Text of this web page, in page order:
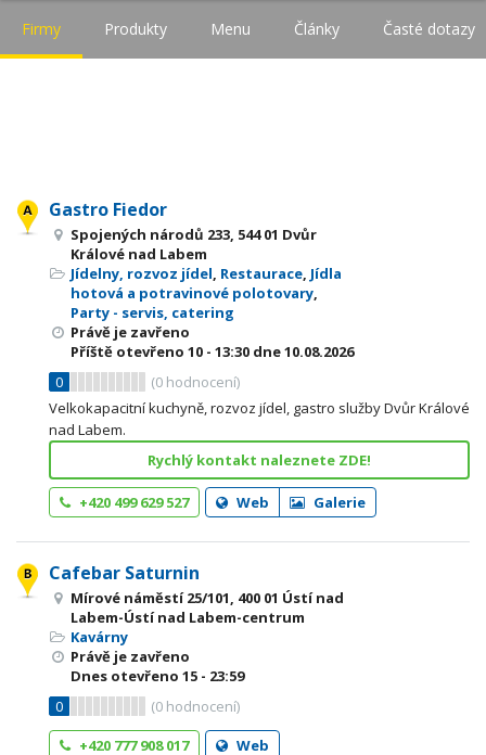
Firmy Produkty Menu Články Časté dotazy
Gastro Fiedor
Spojených národů 233, 544 01 Dvůr
Králové nad Labem
Jídelny, rozvoz jídel, Restaurace, Jídla
hotová a potravinové polotovary,
Party - servis, catering
Právě je zavřeno
Příště otevřeno 10 - 13:30 dne 10.08.2026
0
(0 hodnocení)
Velkokapacitní kuchyně, rozvoz jídel, gastro služby Dvůr Králové
nad Labem.
Rychlý kontakt naleznete ZDE!
+420 499 629 527 Web Galerie
Cafebar Saturnin
Mírové náměstí 25/101, 400 01 Ústí nad
Labem-Ústí nad Labem-centrum
Kavárny
Právě je zavřeno
Dnes otevřeno 15 - 23:59
0
(0 hodnocení)
+420 777 908 017
Web